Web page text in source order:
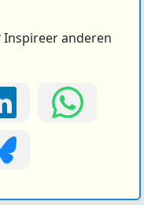
Inspireer anderen